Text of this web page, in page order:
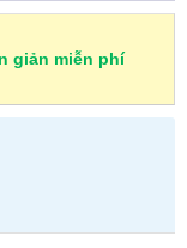
giản miễn phí